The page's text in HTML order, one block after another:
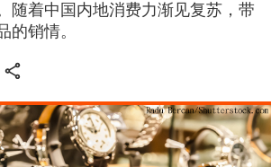
随着中国内地消费力渐见复苏，带
的销情。